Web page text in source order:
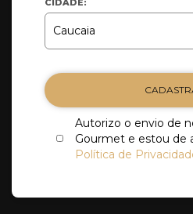
Autorizo o envio de
Gourmet e estou de
Política de